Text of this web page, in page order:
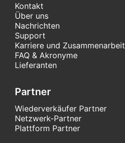
Kontakt
Über uns
Nachrichten
Support
Karriere und Zusammenarbeit
FAQ & Akronyme
Lieferanten
Partner
Wiederverkäufer Partner
Netzwerk-Partner
Plattform Partner